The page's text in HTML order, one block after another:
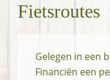
Vermaak!
Fietsroutes
Gelegen in een
Financiën een